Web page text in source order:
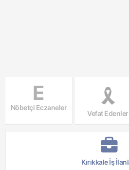
E
Nöbetçi Eczaneler
Vefat Edenler
Kırıkkale İş